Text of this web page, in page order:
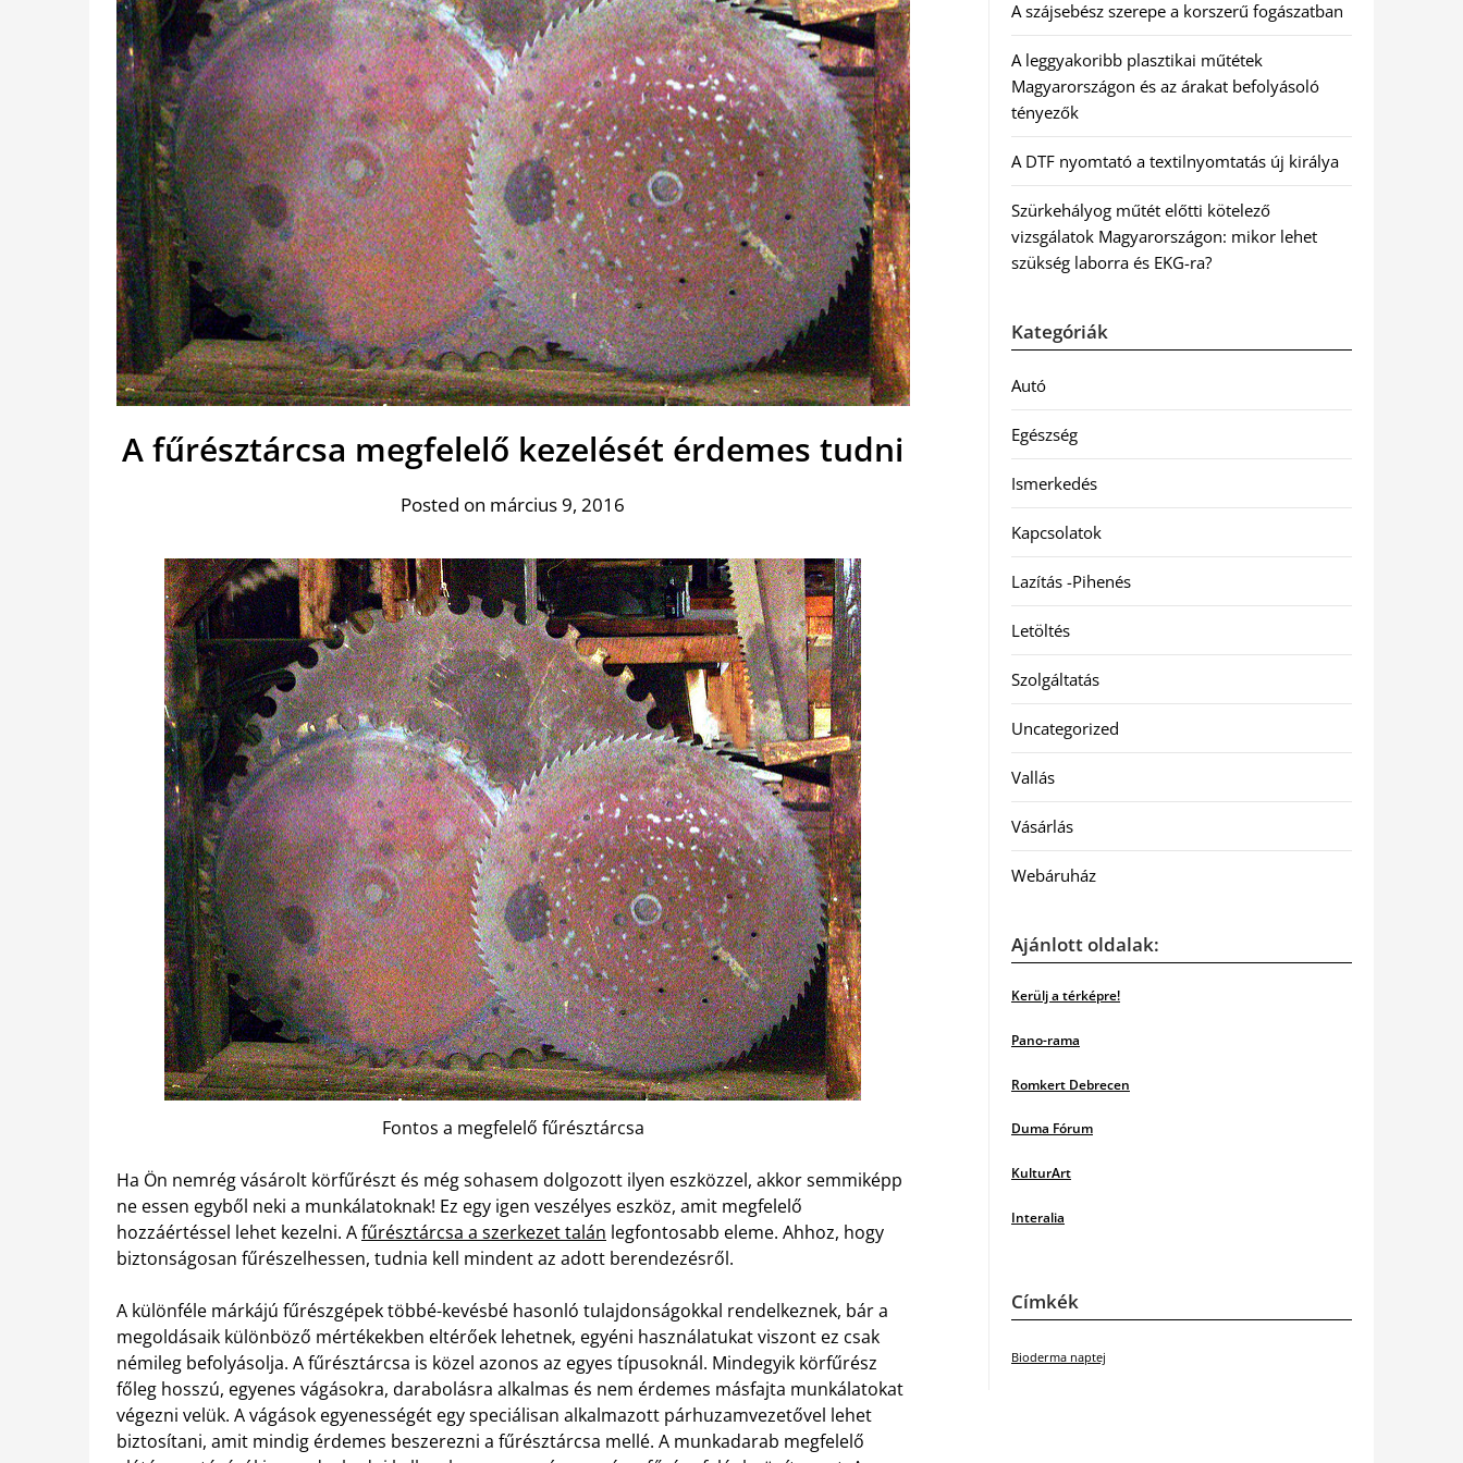
A fűrésztárcsa megfelelő kezelését érdemes tudni
Posted on március 9, 2016
Fontos a megfelelő fűrésztárcsa
Ha Ön nemrég vásárolt körfűrészt és még sohasem dolgozott ilyen eszközzel, akkor semmiképp
ne essen egyből neki a munkálatoknak! Ez egy igen veszélyes eszköz, amit megfelelő
hozzáértéssel lehet kezelni. Afűrésztárcsa a szerkezet talán legfontosabb eleme. Ahhoz, hogy
biztonságosan fűrészelhessen, tudnia kell mindent az adott berendezésről.
A különféle márkájú fűrészgépek többé-kevésbé hasonló tulajdonságokkal rendelkeznek, bár a
megoldásaik különböző mértékekben eltérőek lehetnek, egyéni használatukat viszont ez csak
némileg befolyásolja. A fűrésztárcsa is közel azonos az egyes típusoknál. Mindegyik körfűrész
főleg hosszú, egyenes vágásokra, darabolásra alkalmas és nem érdemes másfajta munkálatokat
végezni velük. A vágások egyenességét egy speciálisan alkalmazott párhuzamvezetővel lehet
biztosítani, amit mindig érdemes beszerezni a fűrésztárcsa mellé. A munkadarab megfelelő
A szájsebész szerepe a korszerű fogászatban
A leggyakoribb plasztikai műtétek
Magyarországon és az árakat befolyásoló
tényezők
A DTF nyomtató a textilnyomtatás új királya
Szürkehályog műtét előtti kötelező
vizsgálatok Magyarországon: mikor lehet
szükség laborra és EKG-ra?
Kategóriák
Autó
Egészség
Ismerkedés
Kapcsolatok
Lazítás -Pihenés
Letöltés
Szolgáltatás
Uncategorized
Vallás
Vásárlás
Webáruház
Ajánlott oldalak:
Kerülj a térképre!
Pano-rama
Romkert Debrecen
Duma Fórum
KulturArt
Interalia
Címkék
Bioderma naptej